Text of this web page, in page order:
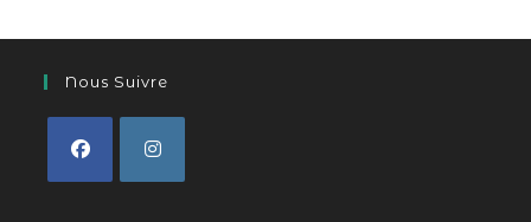
Nous Suivre